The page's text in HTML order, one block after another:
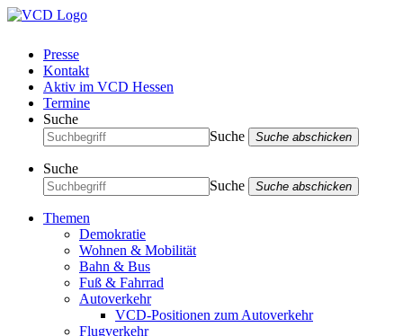
Presse
Kontakt
Aktiv im VCD Hessen
Termine
Suche
Suche
Suche abschicken
Suche
Suche
Suche abschicken
Themen
Demokratie
Wohnen & Mobilität
Bahn & Bus
Fuß & Fahrrad
Autoverkehr
VCD-Positionen zum Autoverkehr
Flugverkehr